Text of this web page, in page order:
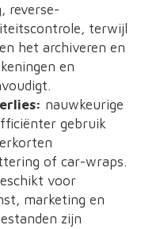
reverse-
terwijl
het archiveren en
en
nauwkeurige
gebruik
of car-wraps.
voor
marketing en
zijn